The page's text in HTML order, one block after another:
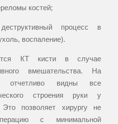
костей;
процесс в
воспаление).
КТ кисти в случае
вмешательства. На
отчетливо видны все
строения руки у
Это позволяет хирургу не
с минимальной